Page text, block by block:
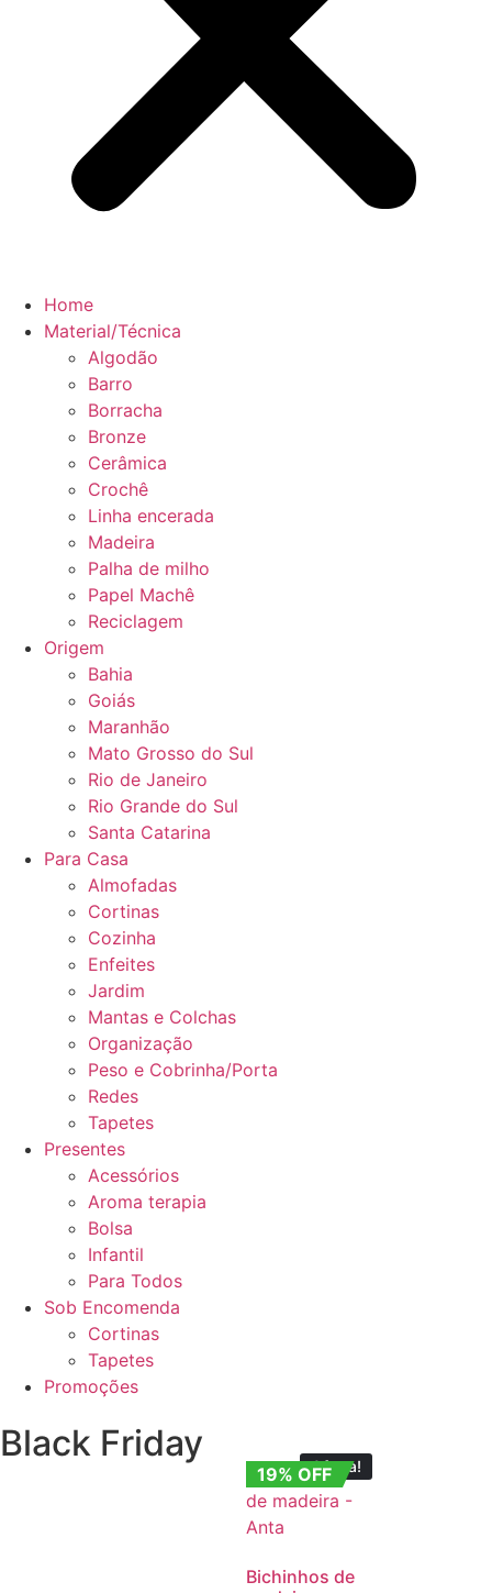
Home
Material/Técnica
Algodão
Barro
Borracha
Bronze
Cerâmica
Crochê
Linha encerada
Madeira
Palha de milho
Papel Machê
Reciclagem
Origem
Bahia
Goiás
Maranhão
Mato Grosso do Sul
Rio de Janeiro
Rio Grande do Sul
Santa Catarina
Para Casa
Almofadas
Cortinas
Cozinha
Enfeites
Jardim
Mantas e Colchas
Organização
Peso e Cobrinha/Porta
Redes
Tapetes
Presentes
Acessórios
Aroma terapia
Bolsa
Infantil
Para Todos
Sob Encomenda
Cortinas
Tapetes
Promoções
Black Friday
Oferta!
19% OFF
Bichinhos de